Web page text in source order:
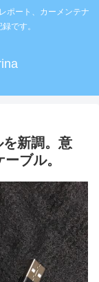
ポート、カーメンテナ
です。
新調。意
ブル。